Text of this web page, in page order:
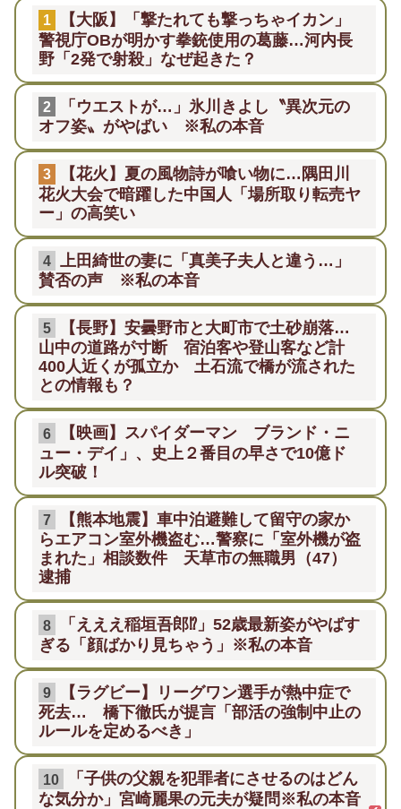
1
【大阪】「撃たれても撃っちゃイカン」
警視庁OBが明かす拳銃使用の葛藤…河内長
野「2発で射殺」なぜ起きた？
2
「ウエストが…」氷川きよし〝異次元の
オフ姿〟がやばい ※私の本音
3
【花火】夏の風物詩が喰い物に…隅田川
花火大会で暗躍した中国人「場所取り転売ヤ
ー」の高笑い
4
上田綺世の妻に「真美子夫人と違う…」
賛否の声 ※私の本音
5
【長野】安曇野市と大町市で土砂崩落…
山中の道路が寸断 宿泊客や登山客など計
400人近くが孤立か 土石流で橋が流された
との情報も？
6
【映画】スパイダーマン ブランド・ニ
ュー・デイ」、史上２番目の早さで10億ド
ル突破！
7
【熊本地震】車中泊避難して留守の家か
らエアコン室外機盗む…警察に「室外機が盗
まれた」相談数件 天草市の無職男（47）
逮捕
8
「えええ稲垣吾郎⁉」52歳最新姿がやばす
ぎる「顔ばかり見ちゃう」※私の本音
9
【ラグビー】リーグワン選手が熱中症で
死去… 橋下徹氏が提言「部活の強制中止の
ルールを定めるべき」
10
「子供の父親を犯罪者にさせるのはどん
な気分か」宮崎麗果の元夫が疑問※私の本音